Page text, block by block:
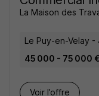
La Maison des
Le Puy-en-Velay -
45 000 - 75 000
Voir l’offre